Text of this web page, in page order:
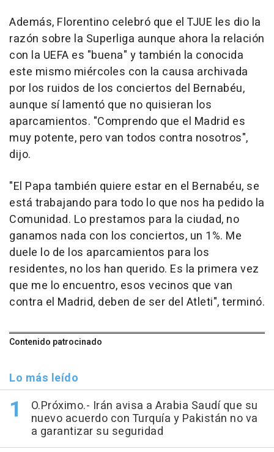
Además, Florentino celebró que el TJUE les dio la
razón sobre la Superliga aunque ahora la relación
con la UEFA es "buena" y también la conocida
este mismo miércoles con la causa archivada
por los ruidos de los conciertos del Bernabéu,
aunque sí lamentó que no quisieran los
aparcamientos. "Comprendo que el Madrid es
muy potente, pero van todos contra nosotros",
dijo.
"El Papa también quiere estar en el Bernabéu, se
está trabajando para todo lo que nos ha pedido la
Comunidad. Lo prestamos para la ciudad, no
ganamos nada con los conciertos, un 1%. Me
duele lo de los aparcamientos para los
residentes, no los han querido. Es la primera vez
que me lo encuentro, esos vecinos que van
contra el Madrid, deben de ser del Atleti", terminó.
Contenido patrocinado
Lo más leído
O.Próximo.- Irán avisa a Arabia Saudí que su
nuevo acuerdo con Turquía y Pakistán no va
a garantizar su seguridad